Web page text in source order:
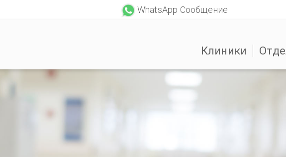
WhatsApp Сообщение
Клиники